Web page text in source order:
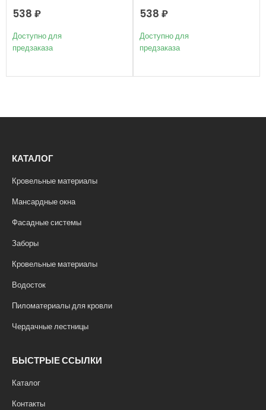
538 ₽
Доступно для
предзаказа
538 ₽
Доступно для
предзаказа
КАТАЛОГ
Кровельные материалы
Мансардные окна
Фасадные системы
Заборы
Кровельные материалы
Водосток
Пиломатериалы для кровли
Чердачные лестницы
БЫСТРЫЕ ССЫЛКИ
Каталог
Контакты